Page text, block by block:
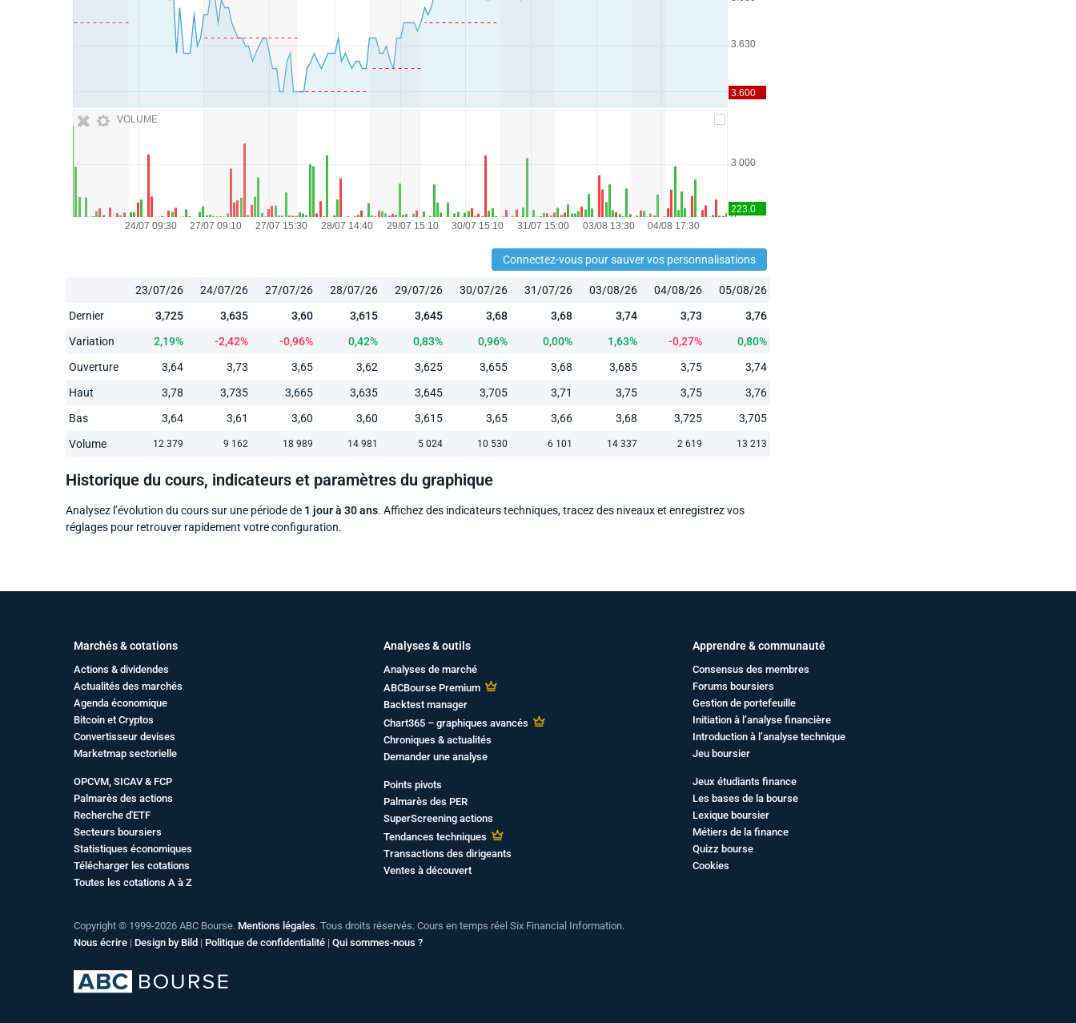
VOLUME
Connectez-vous pour sauver vos personnalisations
23/07/26 24/07/26 27/07/26 28/07/26 29/07/26 30/07/26 31/07/26 03/08/26 04/08/26
05/08/26
Dernier
3,725 3,635 3,60 3,615 3,645 3,68 3,68 3,74 3,73
3,76
Variation
2,19% -2,42% -0,96% 0,42% 0,83% 0,96% 0,00% 1,63% -0,27%
0,80%
Ouverture
3,64 3,73 3,65 3,62 3,625 3,655 3,68 3,685 3,75
3,74
Haut
3,78 3,735 3,665 3,635 3,645 3,705 3,71 3,75 3,75
3,76
Bas
3,64 3,61 3,60 3,60 3,615 3,65 3,66 3,68 3,725
3,705
Volume
12 379 9 162 18 989 14 981 5 024 10 530 6 101 14 337 2 619 13 213
Historique du cours, indicateurs et paramètres du graphique
Analysez l’évolution du cours sur une période de 1 jour à 30 ans. Affichez des indicateurs techniques, tracez des niveaux et enregistrez vos
réglages pour retrouver rapidement votre configuration.
Marchés & cotations
Actions & dividendes
Actualités des marchés
Agenda économique
Bitcoin et Cryptos
Convertisseur devises
Marketmap sectorielle
OPCVM, SICAV & FCP
Palmarès des actions
Recherche d'ETF
Secteurs boursiers
Statistiques économiques
Télécharger les cotations
Toutes les cotations A à Z
Analyses & outils
Analyses de marché
ABCBourse Premium
Backtest manager
Chart365 – graphiques avancés
Chroniques & actualités
Demander une analyse
Points pivots
Palmarès des PER
SuperScreening actions
Tendances techniques
Transactions des dirigeants
Ventes à découvert
Apprendre & communauté
Consensus des membres
Forums boursiers
Gestion de portefeuille
Initiation à l’analyse financière
Introduction à l’analyse technique
Jeu boursier
Jeux étudiants finance
Les bases de la bourse
Lexique boursier
Métiers de la finance
Quizz bourse
Cookies
Copyright © 1999-2026 ABC Bourse. Mentions légales. Tous droits réservés. Cours en temps réel Six Financial Information.
Nous écrire | Design by Bild | Politique de confidentialité | Qui sommes-nous ?